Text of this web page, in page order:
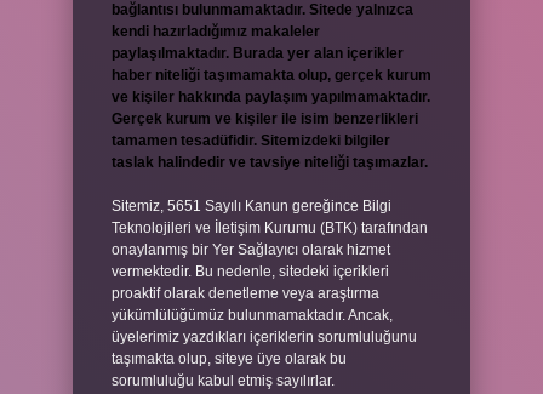
bağlantısı bulunmamaktadır. Sitede yalnızca
kendi hazırladığımız makaleler
paylaşılmaktadır. Burada yer alan içerikler
haber niteliği taşımamakta olup, gerçek kurum
ve kişiler hakkında paylaşım yapılmamaktadır.
Gerçek kurum ve kişiler ile isim benzerlikleri
tamamen tesadüfidir. Sitemizdeki bilgiler
taslak halindedir ve tavsiye niteliği taşımazlar.
Sitemiz, 5651 Sayılı Kanun gereğince Bilgi
Teknolojileri ve İletişim Kurumu (BTK) tarafından
onaylanmış bir Yer Sağlayıcı olarak hizmet
vermektedir. Bu nedenle, sitedeki içerikleri
proaktif olarak denetleme veya araştırma
yükümlülüğümüz bulunmamaktadır. Ancak,
üyelerimiz yazdıkları içeriklerin sorumluluğunu
taşımakta olup, siteye üye olarak bu
sorumluluğu kabul etmiş sayılırlar.